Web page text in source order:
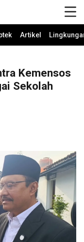
Artikel
Kemensos
Sekolah